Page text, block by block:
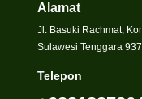
Alamat
Jl. Basuki Rachmat,
Sulawesi Tenggara
Telepon